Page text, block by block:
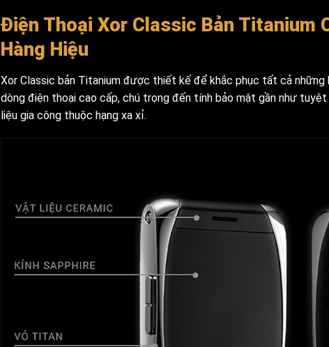
Điện Thoại Xor Classic Bản Titanium
Hàng Hiệu
Xor Classic bản Titanium được thiết kế để khắc phục tất cả
dòng điện thoại cao cấp, chú trọng đến tính bảo mật gần như
liệu gia công thuộc hạng xa xỉ.